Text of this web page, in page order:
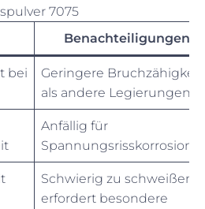
7075
Benachteiligungen
bei
Geringere Bruchzähigkeit
als andere Legierungen
Anfällig für
Spannungsrisskorrosion
Schwierig zu schweißen,
erfordert besondere